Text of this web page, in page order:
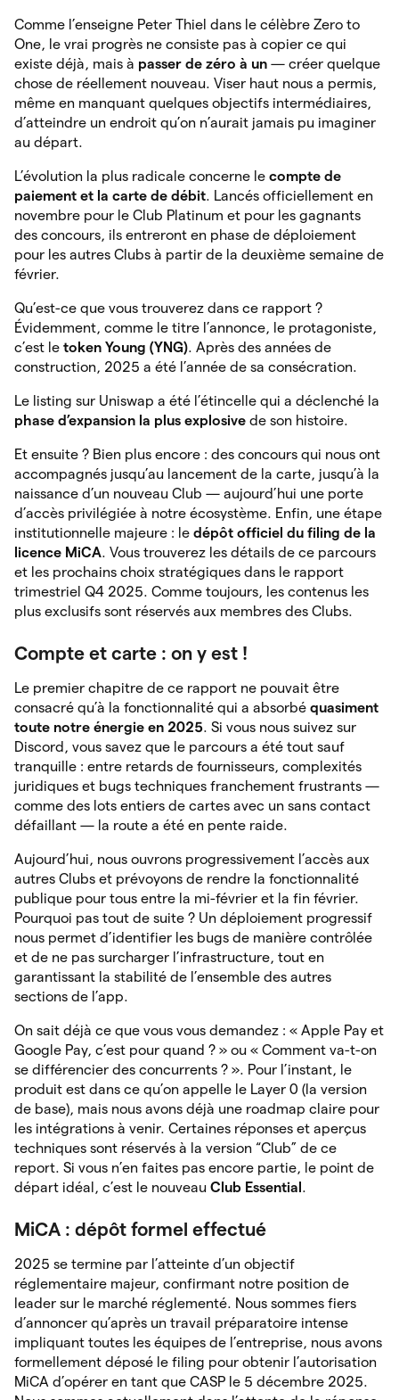
Comme l’enseigne Peter Thiel dans le célèbre Zero to
One, le vrai progrès ne consiste pas à copier ce qui
existe déjà, mais à passer de zéro à un — créer quelque
chose de réellement nouveau. Viser haut nous a permis,
même en manquant quelques objectifs intermédiaires,
d’atteindre un endroit qu’on n’aurait jamais pu imaginer
au départ.
L’évolution la plus radicale concerne le compte de
paiement et la carte de débit. Lancés officiellement en
novembre pour le Club Platinum et pour les gagnants
des concours, ils entreront en phase de déploiement
pour les autres Clubs à partir de la deuxième semaine de
février.
Qu’est-ce que vous trouverez dans ce rapport ?
Évidemment, comme le titre l’annonce, le protagoniste,
c’est le token Young (YNG). Après des années de
construction, 2025 a été l’année de sa consécration.
Le listing sur Uniswap a été l’étincelle qui a déclenché la
phase d’expansion la plus explosive de son histoire.
Et ensuite ? Bien plus encore : des concours qui nous ont
accompagnés jusqu’au lancement de la carte, jusqu’à la
naissance d’un nouveau Club — aujourd’hui une porte
d’accès privilégiée à notre écosystème. Enfin, une étape
institutionnelle majeure : le dépôt officiel du filing de la
licence MiCA. Vous trouverez les détails de ce parcours
et les prochains choix stratégiques dans le rapport
trimestriel Q4 2025. Comme toujours, les contenus les
plus exclusifs sont réservés aux membres des Clubs.
Compte et carte : on y est !
Le premier chapitre de ce rapport ne pouvait être
consacré qu’à la fonctionnalité qui a absorbé quasiment
toute notre énergie en 2025. Si vous nous suivez sur
Discord, vous savez que le parcours a été tout sauf
tranquille : entre retards de fournisseurs, complexités
juridiques et bugs techniques franchement frustrants —
comme des lots entiers de cartes avec un sans contact
défaillant — la route a été en pente raide.
Aujourd’hui, nous ouvrons progressivement l’accès aux
autres Clubs et prévoyons de rendre la fonctionnalité
publique pour tous entre la mi-février et la fin février.
Pourquoi pas tout de suite ? Un déploiement progressif
nous permet d’identifier les bugs de manière contrôlée
et de ne pas surcharger l’infrastructure, tout en
garantissant la stabilité de l’ensemble des autres
sections de l’app.
On sait déjà ce que vous vous demandez : « Apple Pay et
Google Pay, c’est pour quand ? » ou « Comment va-t-on
se différencier des concurrents ? ». Pour l’instant, le
produit est dans ce qu’on appelle le Layer 0 (la version
de base), mais nous avons déjà une roadmap claire pour
les intégrations à venir. Certaines réponses et aperçus
techniques sont réservés à la version “Club” de ce
report. Si vous n’en faites pas encore partie, le point de
départ idéal, c’est le nouveau Club Essential .
MiCA : dépôt formel effectué
2025 se termine par l’atteinte d’un objectif
réglementaire majeur, confirmant notre position de
leader sur le marché réglementé. Nous sommes fiers
d’annoncer qu’après un travail préparatoire intense
impliquant toutes les équipes de l’entreprise, nous avons
formellement déposé le filing pour obtenir l’autorisation
MiCA d’opérer en tant que CASP le 5 décembre 2025.